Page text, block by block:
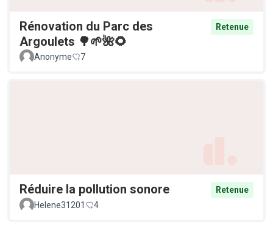
Rénovation du Parc des
Argoulets 🌳🌱🌺🌻
Retenue
Anonyme 7
Réduire la pollution sonore
Retenue
Helene31201
4